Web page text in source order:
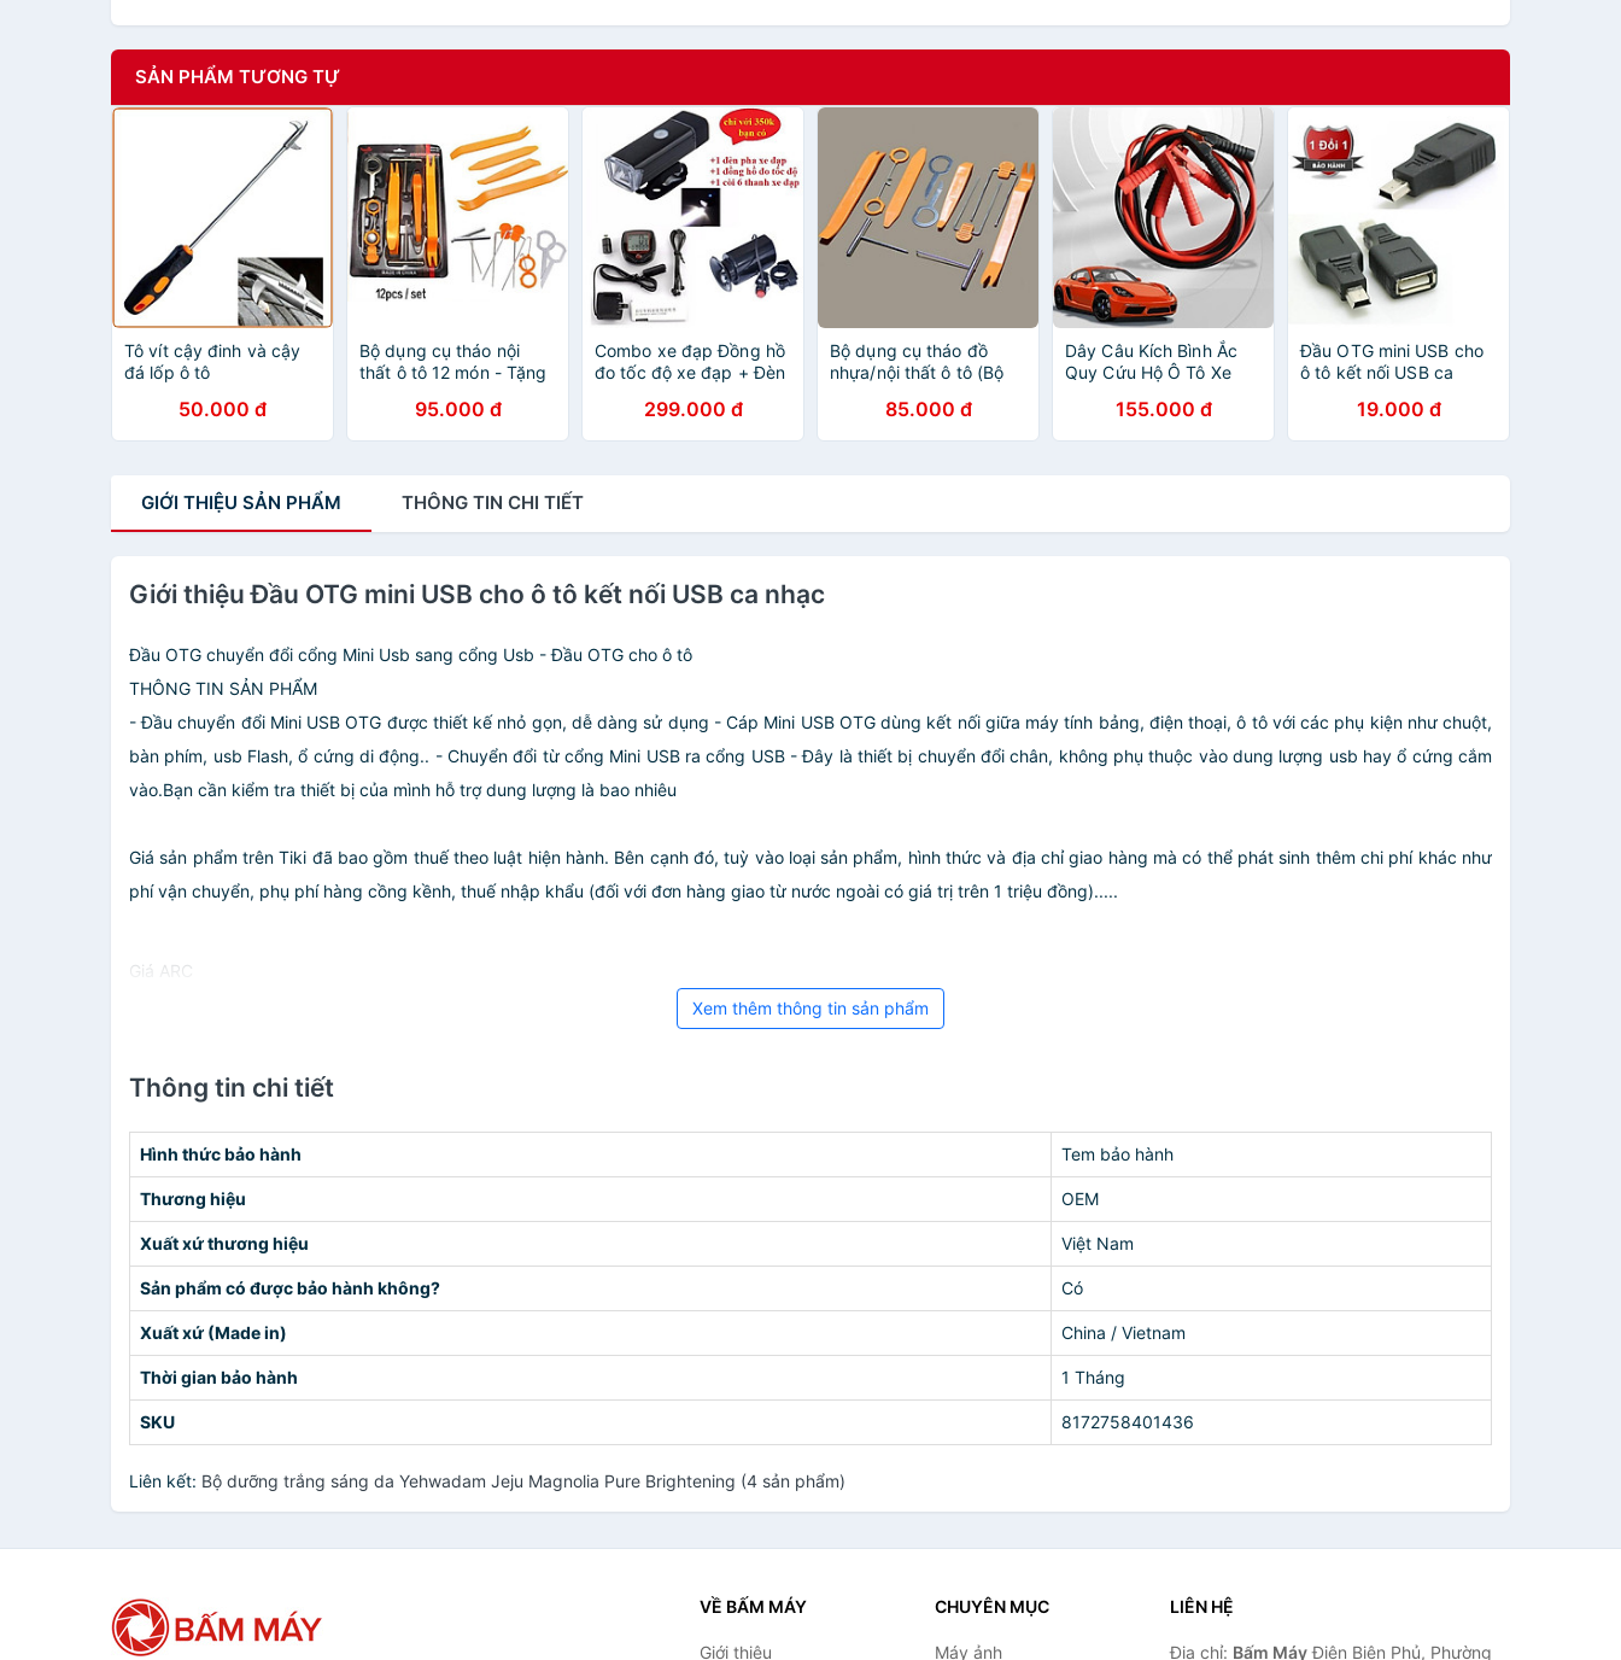
SẢN PHẨM TƯƠNG TỰ
Tô vít cậy đinh và cậy
đá lốp ô tô
50.000 đ
Bộ dụng cụ tháo nội
thất ô tô 12 món - Tặng
95.000 đ
Combo xe đạp Đồng hồ
đo tốc độ xe đạp + Đèn
299.000 đ
Bộ dụng cụ tháo đồ
nhựa/nội thất ô tô (Bộ
85.000 đ
Dây Câu Kích Bình Ắc
Quy Cứu Hộ Ô Tô Xe
155.000 đ
Đầu OTG mini USB cho
ô tô kết nối USB ca
19.000 đ
GIỚI THIỆU SẢN PHẨM THÔNG TIN CHI TIẾT
Giới thiệu Đầu OTG mini USB cho ô tô kết nối USB ca nhạc
Đầu OTG chuyển đổi cổng Mini Usb sang cổng Usb - Đầu OTG cho ô tô
THÔNG TIN SẢN PHẨM
- Đầu chuyển đổi Mini USB OTG được thiết kế nhỏ gọn, dễ dàng sử dụng - Cáp Mini USB OTG dùng kết nối giữa máy tính bảng, điện thoại, ô tô với các phụ kiện như chuột,
bàn phím, usb Flash, ổ cứng di động.. - Chuyển đổi từ cổng Mini USB ra cổng USB - Đây là thiết bị chuyển đổi chân, không phụ thuộc vào dung lượng usb hay ổ cứng cắm
vào.Bạn cần kiểm tra thiết bị của mình hỗ trợ dung lượng là bao nhiêu
Giá sản phẩm trên Tiki đã bao gồm thuế theo luật hiện hành. Bên cạnh đó, tuỳ vào loại sản phẩm, hình thức và địa chỉ giao hàng mà có thể phát sinh thêm chi phí khác như
phí vận chuyển, phụ phí hàng cồng kềnh, thuế nhập khẩu (đối với đơn hàng giao từ nước ngoài có giá trị trên 1 triệu đồng).....
Giá ARC
Xem thêm thông tin sản phẩm
Thông tin chi tiết
Hình thức bảo hành Tem bảo hành
Thương hiệu OEM
Xuất xứ thương hiệu Việt Nam
Sản phẩm có được bảo hành không? Có
Xuất xứ (Made in) China / Vietnam
Thời gian bảo hành 1 Tháng
SKU 8172758401436
Liên kết: Bộ dưỡng trắng sáng da Yehwadam Jeju Magnolia Pure Brightening (4 sản phẩm)
VỀ BẤM MÁY
Giới thiệu
CHUYÊN MỤC
Máy ảnh
LIÊN HỆ
Địa chỉ: Bấm MáyĐiện Biên Phủ, Phường